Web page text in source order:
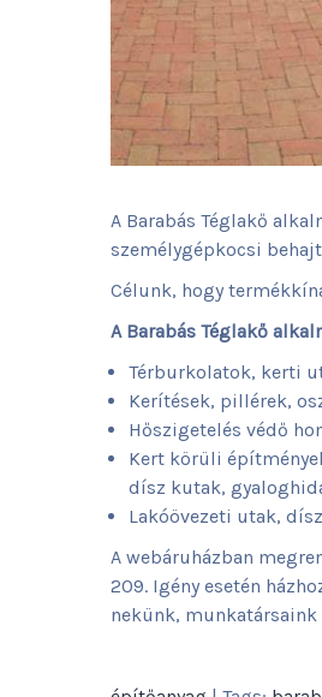
A Barabás Téglakő
személygépkocsi
Célunk, hogy
A Barabás Téglakő
Térburkolatok, kerti
Kerítések, pillérek,
Hőszigetelés védő
Kert körüli
dísz kutak,
Lakóövezeti utak,
A webáruházban
209. Igény esetén
nekünk, munkatársaink